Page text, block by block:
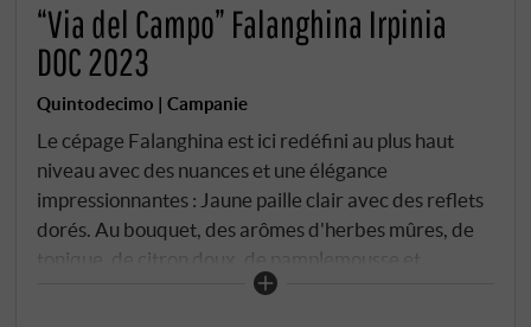
“Via del Campo” Falanghina Irpinia
DOC 2023
Quintodecimo | Campanie
Le cépage Falanghina est ici redéfini au plus haut
niveau avec des nuances et une élégance
impressionnantes : Jaune paille clair avec des reflets
dorés. Au bouquet, des arômes d'herbes mûres, de
tonique, de citron doux, de pamplemousse et
d'abricot. En bouche, il est juteux et pénétrant, avec